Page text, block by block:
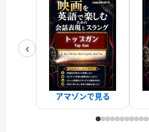
‹
アマゾンで見る